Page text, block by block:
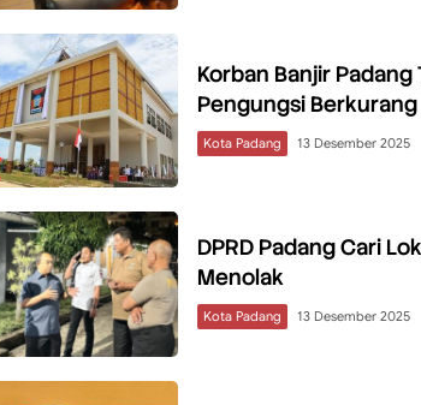
Korban Banjir
Pengungsi Berkurang
Kota Padang 13 Desember 2025
DPRD Padang Cari
Menolak
Kota Padang 13 Desember 2025